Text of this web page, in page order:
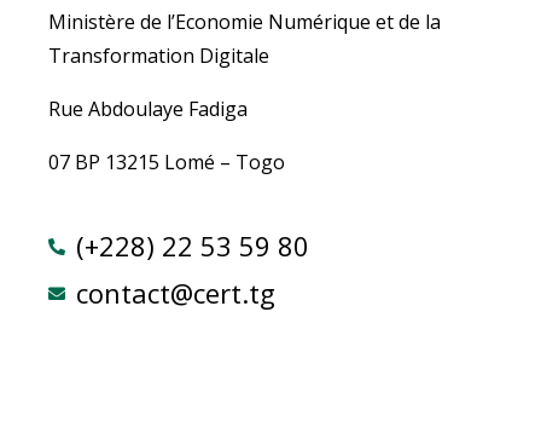
Ministère de l’Economie Numérique et de la
Transformation Digitale
Rue Abdoulaye Fadiga
07 BP 13215 Lomé – Togo
(+228) 22 53 59 80
contact@cert.tg